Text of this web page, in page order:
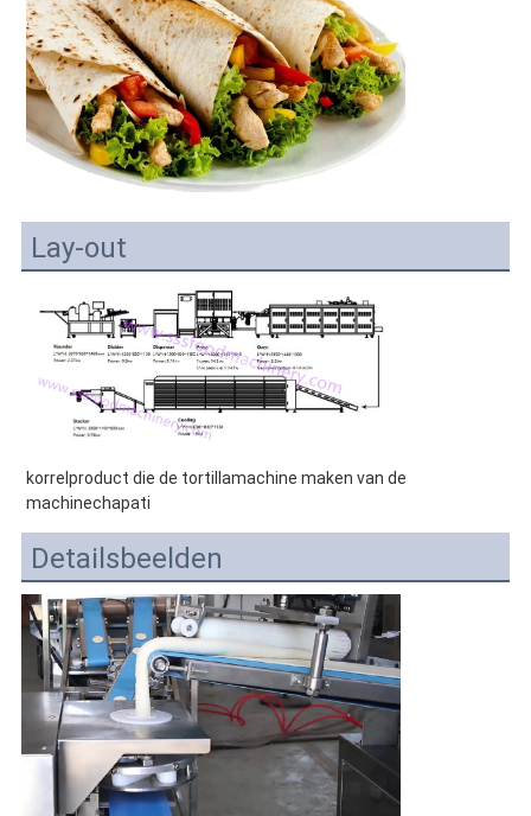
Lay-out
korrelproduct die de tortillamachine maken van de
machinechapati
Detailsbeelden